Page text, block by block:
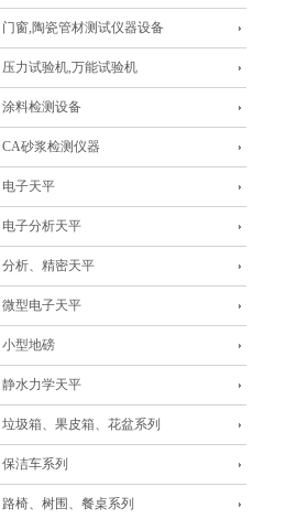
门窗,陶瓷管材测试仪器设备
压力试验机,万能试验机
涂料检测设备
CA砂浆检测仪器
电子天平
电子分析天平
分析、精密天平
微型电子天平
小型地磅
静水力学天平
垃圾箱、果皮箱、花盆系列
保洁车系列
路椅、树围、餐桌系列